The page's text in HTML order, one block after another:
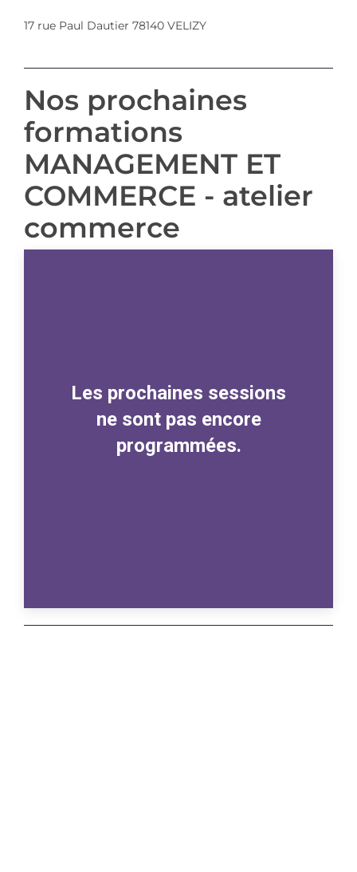
17 rue Paul Dautier 78140 VELIZY
Nos prochaines
formations
MANAGEMENT ET
COMMERCE - atelier
commerce
Les prochaines sessions
ne sont pas encore
programmées.